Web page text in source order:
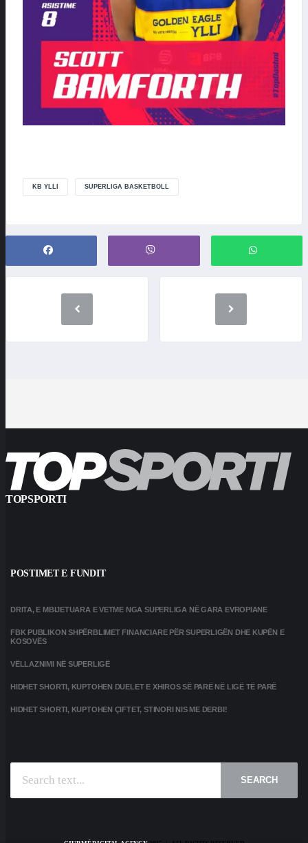
KB YLLI SUPERLIGA BASKETBOLL
TOPSPORTI
POSTIMET E FUNDIT
DRITA, E MBIJETUARA E VETME NGA SUPERLIGA NË GARA EVROPIANE
FBK PUBLIKON SHPËRBLIMET FINANCIARE PËR SUPERLIGËN DHE KUPËN E
KOSOVËS
VËLLAZNIMI NË SUPERLIGË
HIDHET SHORTI, KUPTOHEN DUELET E XHIROS SË PARË NË LIGË TË PARË
HIDHET SHORTI, KUPTOHEN ÇIFTET, STINORI NIS ME DERBI!
SEARCH